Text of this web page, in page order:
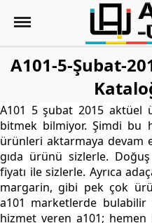
A101-5-Şubat-
A101 5 şubat 2015 aktüel
bitmek bilmiyor. Şimdi bu
ürünleri aktarmaya devam
gıda ürünü sizlerle.
fiyatı ile sizlerle. Ayrıca
margarin, gibi pek çok
a101 marketlerde
hizmet veren a101;